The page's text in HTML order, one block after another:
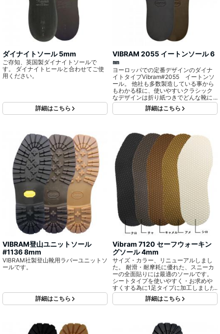
ダイナイトソール 5mm
ご存知、英国製ダイナイトソールで
す。 ダイナイトヒールと合わせてご使
用ください。
詳細はこちら
VIBRAM 2055 イートンソール 6
㎜
ヨーロッパでの定番デザインのダイナ
イトタイプVibram#2055 イートンソ
ール。 他社も多数製造している事から
もわかる様に、使いやすいクラシック
なデザインは折り紙つきでどんな靴に
もマッチします。 ソールは屈曲性・耐
滑性を、ヒールは耐摩耗性を考慮した
詳細はこちら
VIBRAM登山ユニットソール
#1136 8mm
VIBRAM社製登山靴用ラバーユニットソ
ールです。
詳細はこちら
Vibram 7120 セーフウォーキン
グソール 4mm
サイズ・カラー、リニューアルしまし
た。 耐滑・耐摩耗に優れた、スニーカ
ーの全面貼りには最適のソールです。
シートタイプを使いやすく・お求めや
すくする為に1足タイプに加工しました!
詳細はこちら